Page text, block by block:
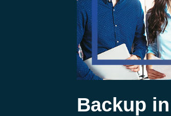
Backup